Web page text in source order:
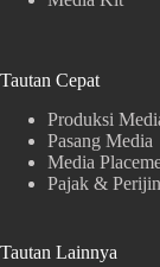
Tautan Cepat
Produksi
Pasang Media
Media
Pajak &
Tautan Lainnya